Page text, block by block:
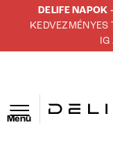
DELIFE NAPOK
Menü